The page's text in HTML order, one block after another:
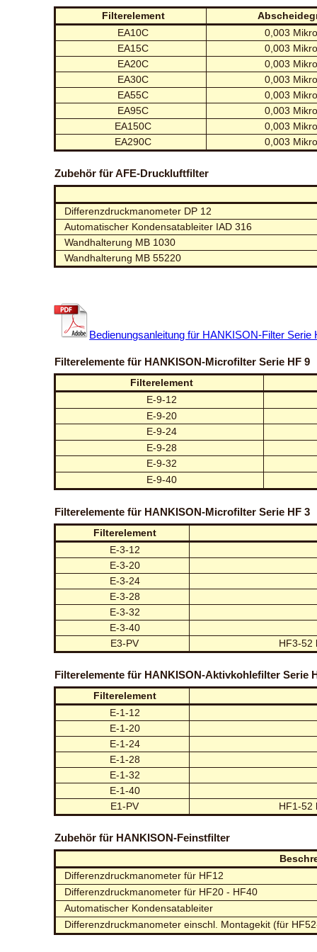
Filterelement
EA10C
0,003
EA15C
0,003
EA20C
0,003
EA30C
0,003
EA55C
0,003
EA95C
0,003
EA150C
0,003
EA290C
0,003
Zubehör für AFE-Druckluftfilter
Differenzdruckmanometer DP 12
Automatischer Kondensatableiter IAD 316
Wandhalterung MB 1030
Wandhalterung MB 55220
Bedienungsanleitung für HANKISON-Filter Serie
Filterelemente für HANKISON-Microfilter Serie HF 9
Filterelement
E-9-12
E-9-20
E-9-24
E-9-28
E-9-32
E-9-40
Filterelemente für HANKISON-Microfilter Serie HF 3
Filterelement
E-3-12
E-3-20
E-3-24
E-3-28
E-3-32
E-3-40
E3-PV
HF3-52
Filterelemente für HANKISON-Aktivkohlefilter Serie
Filterelement
E-1-12
E-1-20
E-1-24
E-1-28
E-1-32
E-1-40
E1-PV
HF1-52
Zubehör für HANKISON-Feinstfilter
Differenzdruckmanometer für HF12
Differenzdruckmanometer für HF20 - HF40
Automatischer Kondensatableiter
Differenzdruckmanometer einschl. Montagekit (für